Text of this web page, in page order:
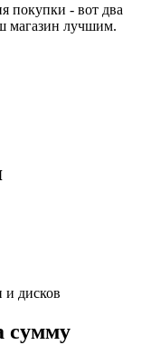
покупки - вот два
магазин лучшим.
дисков
сумму